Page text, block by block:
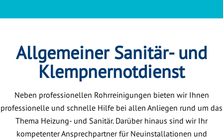
Allgemeiner Sanitär- und
Klempnernotdienst
Neben professionellen Rohrreinigungen bieten wir Ihnen
professionelle und schnelle Hilfe bei allen Anliegen rund um das
Thema Heizung- und Sanitär. Darüber hinaus sind wir Ihr
kompetenter Ansprechpartner für Neuinstallationen und